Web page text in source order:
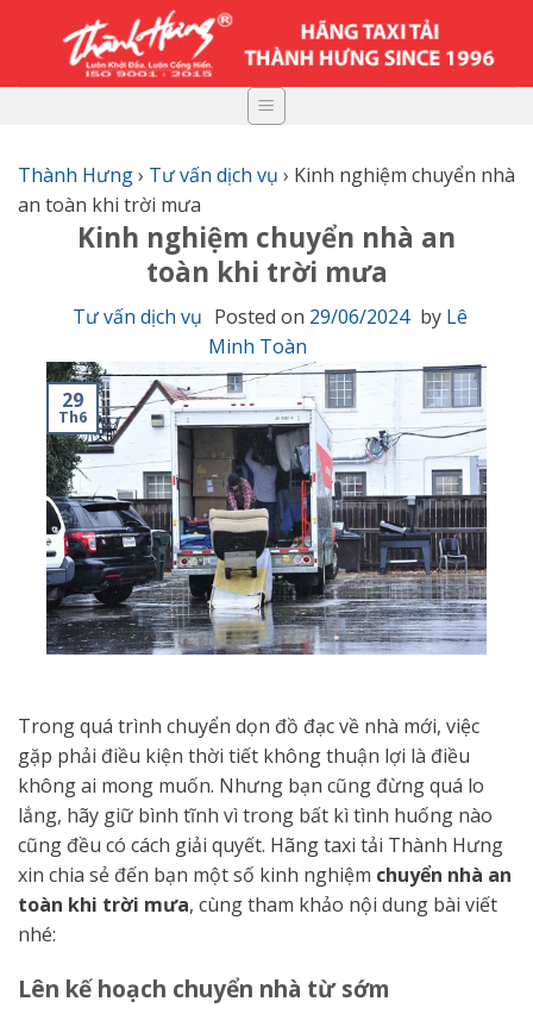
Thành Hưng› Tư vấn dịch vụ › Kinh nghiệm chuyển nhà
an toàn khi trời mưa
Kinh nghiệm chuyển nhà an
toàn khi trời mưa
Tư vấn dịch vụ Posted on 29/06/2024 by Lê
Minh Toàn
29
Th6
Trong quá trình chuyển dọn đồ đạc về nhà mới, việc
gặp phải điều kiện thời tiết không thuận lợi là điều
không ai mong muốn. Nhưng bạn cũng đừng quá lo
lắng, hãy giữ bình tĩnh vì trong bất kì tình huống nào
cũng đều có cách giải quyết. Hãng taxi tải Thành Hưng
xin chia sẻ đến bạn một số kinh nghiệm chuyển nhà an
toàn khi trời mưa, cùng tham khảo nội dung bài viết
nhé:
Lên kế hoạch chuyển nhà từ sớm